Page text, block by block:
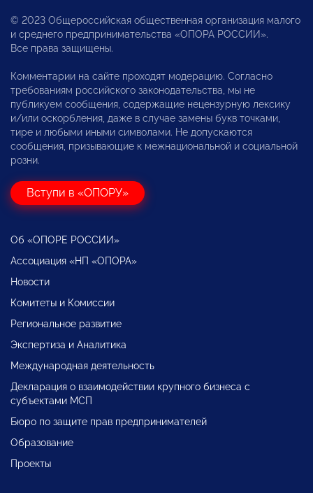
© 2023 Общероссийская общественная организация малого
и среднего предпринимательства «ОПОРА РОССИИ».
Все права защищены.
Комментарии на сайте проходят модерацию. Согласно
требованиям российского законодательства, мы не
публикуем сообщения, содержащие нецензурную лексику
и/или оскорбления, даже в случае замены букв точками,
тире и любыми иными символами. Не допускаются
сообщения, призывающие к межнациональной и социальной
розни.
Вступи в «ОПОРУ»
Об «ОПОРЕ РОССИИ»
Ассоциация «НП «ОПОРА»
Новости
Комитеты и Комиссии
Региональное развитие
Экспертиза и Аналитика
Международная деятельность
Декларация о взаимодействии крупного бизнеса с
субъектами МСП
Бюро по защите прав предпринимателей
Образование
Проекты